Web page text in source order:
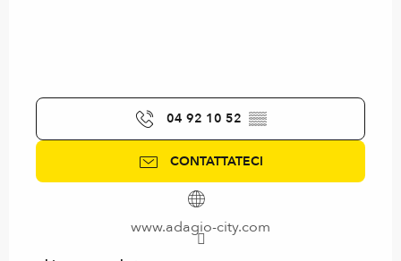
04 92 10 52 ▒▒
CONTATTATECI
www.adagio-city.com